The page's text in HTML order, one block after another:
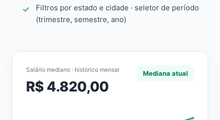
Filtros por estado e cidade · seletor de período
(trimestre, semestre, ano)
Salário mediano · histórico mensal
R$ 4.820,00
Mediana atual